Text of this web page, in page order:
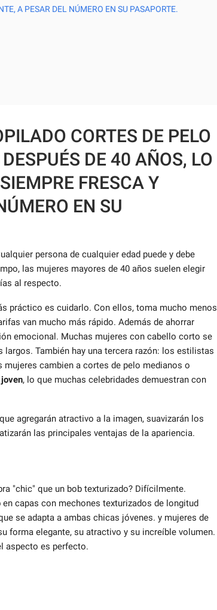
A PESAR DEL NÚMERO EN SU PASAPORTE.
CORTES DE PELO
DE 40 AÑOS, LO
FRESCA Y
EN SU
persona de cualquier edad puede y debe
las mujeres mayores de 40 años suelen elegir
al respecto.
práctico es cuidarlo. Con ellos, toma mucho menos
van mucho más rápido. Además de ahorrar
emocional. Muchas mujeres con cabello corto se
También hay una tercera razón: los estilistas
cambien a cortes de pelo medianos o
, lo que muchas celebridades demuestran con
agregarán atractivo a la imagen, suavizarán los
las principales ventajas de la apariencia.
"chic" que un bob texturizado? Difícilmente.
capas con mechones texturizados de longitud
se adapta a ambas chicas jóvenes. y mujeres de
forma elegante, su atractivo y su increíble volumen.
aspecto es perfecto.